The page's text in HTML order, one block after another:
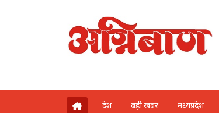
देश बड़ी खबर मध्‍यप्रदेश